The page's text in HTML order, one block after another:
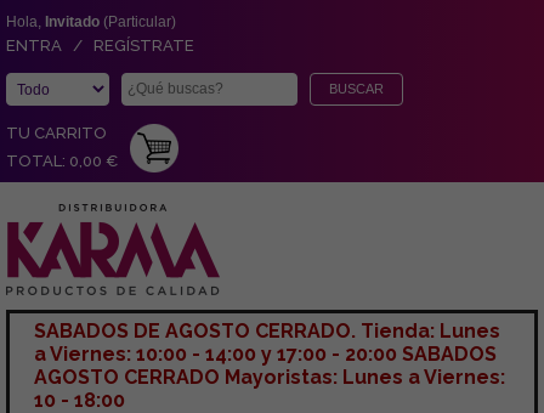
Hola, Invitado (Particular)
ENTRA / REGÍSTRATE
TU CARRITO
TOTAL: 0,00 €
SABADOS DE AGOSTO CERRADO. Tienda: Lunes
a Viernes: 10:00 - 14:00 y 17:00 - 20:00 SABADOS
AGOSTO CERRADO Mayoristas: Lunes a Viernes:
10 - 18:00